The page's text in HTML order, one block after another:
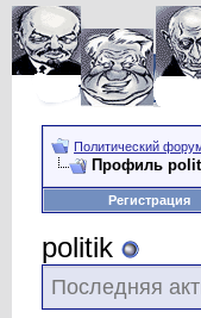
Политический
Профиль
Регистрация
politik
Последняя